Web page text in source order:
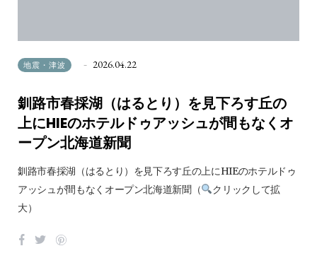
地震・津波 2026.04.22
釧路市春採湖（はるとり）を見下ろす丘の
上にHIEのホテルドゥアッシュが間もなくオ
ープン北海道新聞
釧路市春採湖（はるとり）を見下ろす丘の上にHIEのホテルドゥ
アッシュが間もなくオープン北海道新聞（
クリックして拡
大）